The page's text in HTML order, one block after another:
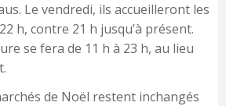
Le vendredi, ils accueilleront les
h, contre 21 h jusqu’à présent.
se fera de 11 h à 23 h, au lieu
de Noël restent inchangés